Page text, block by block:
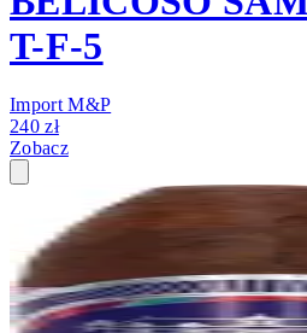
T-F-5
Import M&P
240 zł
Zobacz